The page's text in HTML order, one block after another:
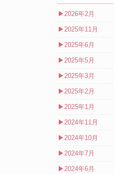
▶2026年2月
▶2025年11月
▶2025年6月
▶2025年5月
▶2025年3月
▶2025年2月
▶2025年1月
▶2024年11月
▶2024年10月
▶2024年7月
▶2024年6月